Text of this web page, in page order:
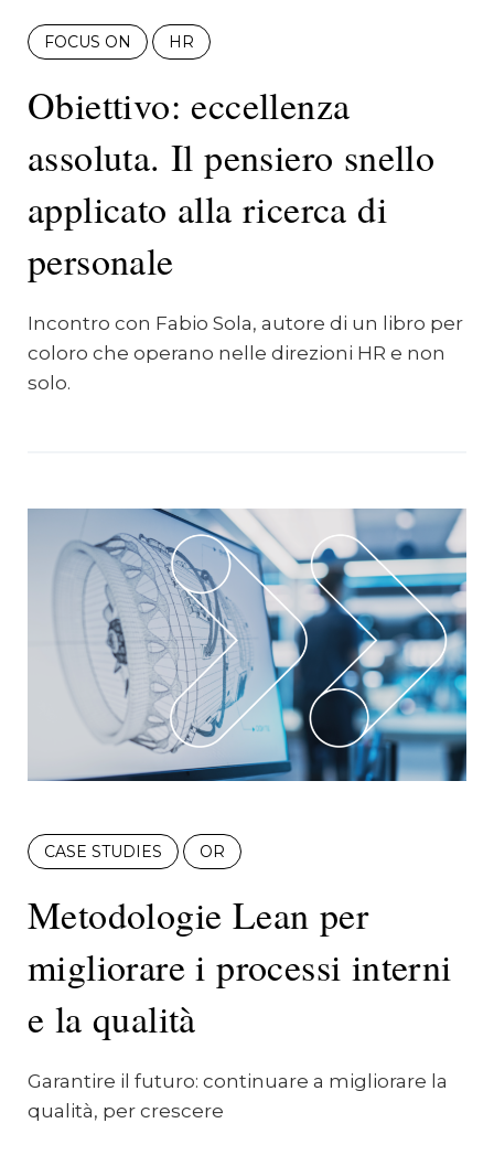
FOCUS ON HR
Obiettivo: eccellenza
assoluta. Il pensiero snello
applicato alla ricerca di
personale
Incontro con Fabio Sola, autore di un libro per
coloro che operano nelle direzioni HR e non
solo.
CASE STUDIES OR
Metodologie Lean per
migliorare i processi interni
e la qualità
Garantire il futuro: continuare a migliorare la
qualità, per crescere